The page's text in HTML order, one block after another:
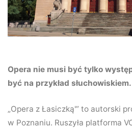
Opera nie musi być tylko
być na przykład słuchowiskiem.
„Opera z Łasiczką'” to autorski
w Poznaniu. Ruszyła platforma